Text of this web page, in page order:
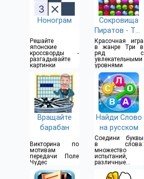
Нонограм
Решайте
японские
кроссворды -
разгадывайте
картинки
Сокровища
Пиратов - Три
в Ряд
Красочная игра
в жанре Три в
ряд с
увлекательными
уровнями
Вращайте
барабан
Викторина по
мотивам
передачи Поле
Чудес
Найди Слово
на русском
Соедини буквы
в слова:
множество
испытаний,
различные
сложности